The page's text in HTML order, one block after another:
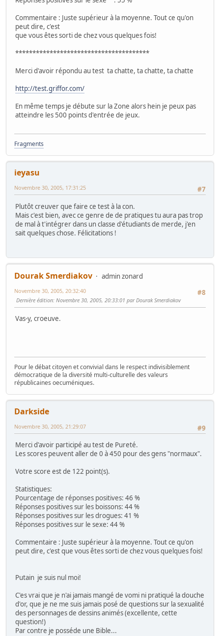
Commentaire : Juste supérieur à la moyenne. Tout ce qu'on
peut dire, c'est
que vous êtes sorti de chez vous quelques fois!
***************************************
Merci d'avoir répondu au test ta chatte, ta chatte, ta chatte
http://test.griffor.com/
En même temps je débute sur la Zone alors hein je peux pas
atteindre les 500 points d'entrée de jeux.
Fragments
ieyasu
#7
Novembre 30, 2005, 17:31:25
Plutôt creuver que faire ce test à la con.
Mais c'est bien, avec ce genre de de pratiques tu aura pas trop
de mal à t'intégrer dans un classe d'étudiants de merde, j'en
sait quelques chose. Félicitations !
Dourak Smerdiakov
admin zonard
#8
Novembre 30, 2005, 20:32:40
Dernière édition: Novembre 30, 2005, 20:33:01 par Dourak Smerdiakov
Vas-y, croeuve.
Pour le débat citoyen et convivial dans le respect indivisiblement
démocratique de la diversité multi-culturelle des valeurs
républicaines oecuméniques.
Darkside
#9
Novembre 30, 2005, 21:29:07
Merci d'avoir participé au test de Pureté.
Les scores peuvent aller de 0 à 450 pour des gens "normaux".
Votre score est de 122 point(s).
Statistiques:
Pourcentage de réponses positives: 46 %
Réponses positives sur les boissons: 44 %
Réponses positives sur les drogues: 41 %
Réponses positives sur le sexe: 44 %
Commentaire : Juste supérieur à la moyenne. Tout ce qu'on
peut dire, c'est que vous êtes sorti de chez vous quelques fois!
Putain je suis nul moi!
C'es vrai que je n'ai jamais mangé de vomi ni pratiqué la douche
d'or, que je ne me suis jamais posé de questions sur la sexualité
des personnages de dessins animés (excellente, cette
question!)
Par contre je posséde une Bible...